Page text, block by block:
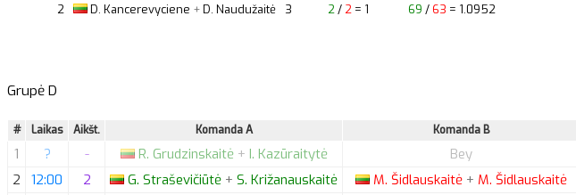
2
D. Kancerevyciene +D. Naudužaitė 3 2/ 2 = 1 69 / 63 = 1.0952
Grupė D
# Laikas Aikšt. Komanda A Komanda B
1 ? - R. Grudzinskaitė + I. Kazūraitytė
Bey
2
12:00 2 G. Straševičiūtė + S. Križanauskaitė M. Šidlauskaitė + M. Šidlauskaitė